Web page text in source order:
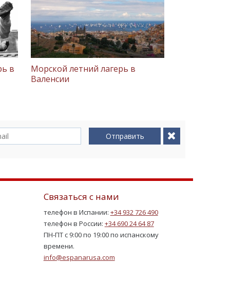
в
Морской летний лагерь в
Валенсии
Отправить
Связаться с нами
телефон в Испании: +34 932 726 490
телефон в России: +34 690 24 64 87
ПН-ПТ с 9:00 по 19:00 по испанскому
времени.
info@espanarusa.com